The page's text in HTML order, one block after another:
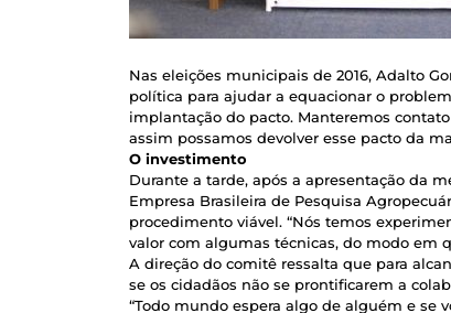
Nas eleições municipais de 2016, Adalto
política para ajudar a equacionar o
implantação do pacto. Manteremos
assim possamos devolver esse pacto da
O investimento
Durante a tarde, após a apresentação da
Empresa Brasileira de Pesquisa
procedimento viável. “Nós temos
valor com algumas técnicas, do modo em
A direção do comitê ressalta que para
se os cidadãos não se prontificarem a
“Todo mundo espera algo de alguém e se